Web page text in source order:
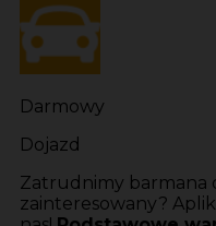
Darmowy
Dojazd
Zatrudnimy barmana
zainteresowany?